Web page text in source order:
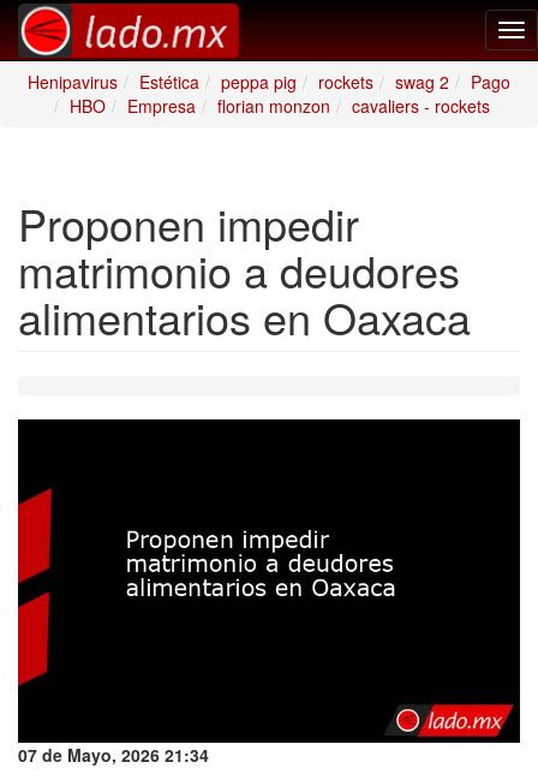
Henipavirus
Estética peppa pig rockets swag 2
Pago
HBO
Empresa florian monzon cavaliers - rockets
Proponen impedir
matrimonio a deudores
alimentarios en Oaxaca
07 de Mayo, 2026 21:34